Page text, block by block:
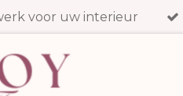
voor uw interieur